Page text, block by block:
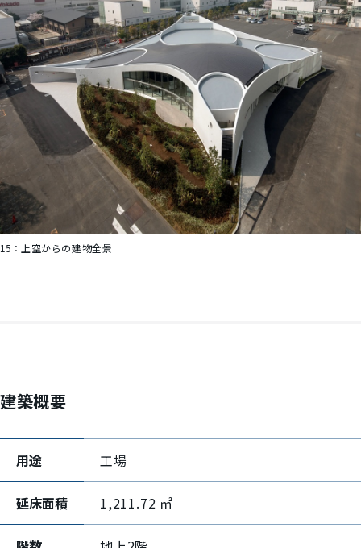
15： 上空からの建物全景
建築概要
用途 工場
延床面積 1,211.72 ㎡